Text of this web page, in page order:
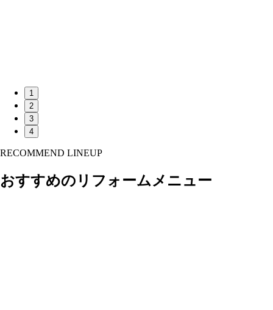
1
2
3
4
RECOMMEND LINEUP
おすすめのリフォームメニュー